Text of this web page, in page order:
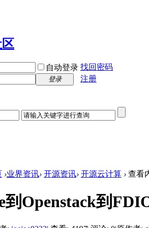
自动登录 找回密码
登录
注册
›业界资讯› 开源资讯› 开源云计算 › 查看
到Openstack到